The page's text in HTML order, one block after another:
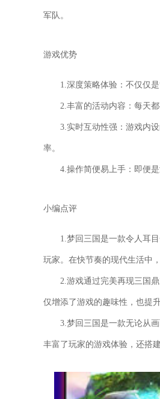
军队。
游戏优势
1.深度策略体验：不仅仅
2.丰富的活动内容：每天
3.实时互动性强：游戏内
率。
4.操作简便易上手：即便
小编点评
1.梦回三国是一款令人耳
玩家。在快节奏的现代生活中
2.游戏通过完美再现三国
仅增添了游戏的趣味性，也提
3.梦回三国是一款无论从
丰富了玩家的游戏体验，还搭